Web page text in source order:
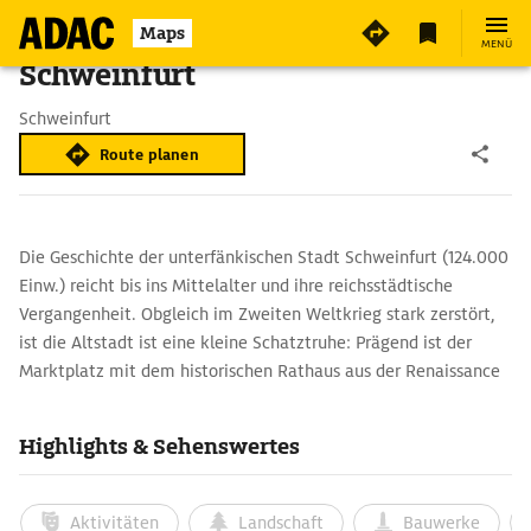
Maps MENÜ
Schweinfurt
Schweinfurt
Route planen
Die Geschichte der unterfänkischen Stadt Schweinfurt (124.000
Einw.) reicht bis ins Mittelalter und ihre reichsstädtische
Vergangenheit. Obgleich im Zweiten Weltkrieg stark zerstört,
ist die Altstadt ist eine kleine Schatztruhe: Prägend ist der
Marktplatz mit dem historischen Rathaus aus der Renaissance
darunter die Judengasse. Beeindruckend und beliebt ist das
Handwerkshäusern, umgeben von der Stadtmauer.
Highlights & Sehenswertes
Aktivitäten Landschaft Bauwerke